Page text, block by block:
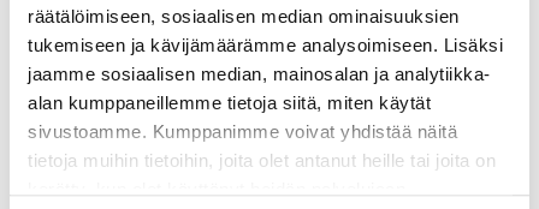
räätälöimiseen, sosiaalisen median ominaisuuksien
tukemiseen ja kävijämäärämme analysoimiseen. Lisäksi
jaamme sosiaalisen median, mainosalan ja analytiikka-
alan kumppaneillemme tietoja siitä, miten käytät
sivustoamme. Kumppanimme voivat yhdistää näitä
tietoja muihin tietoihin, joita olet antanut heille tai joita on
valmistusohje
lisätietoja